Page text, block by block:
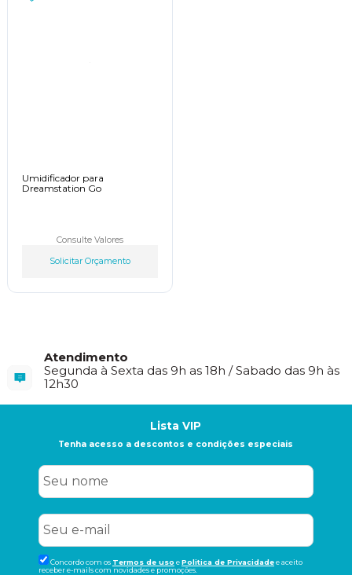
Umidificador para
Dreamstation Go
Consulte Valores
Solicitar Orçamento
Atendimento
Segunda à Sexta das 9h as 18h / Sabado das 9h às
12h30
Lista VIP
Tenha acesso a descontos e condições especiais
Concordo com os Termos de uso ePolitica de Privacidadee aceito
receber e-mails com novidades e promoções.